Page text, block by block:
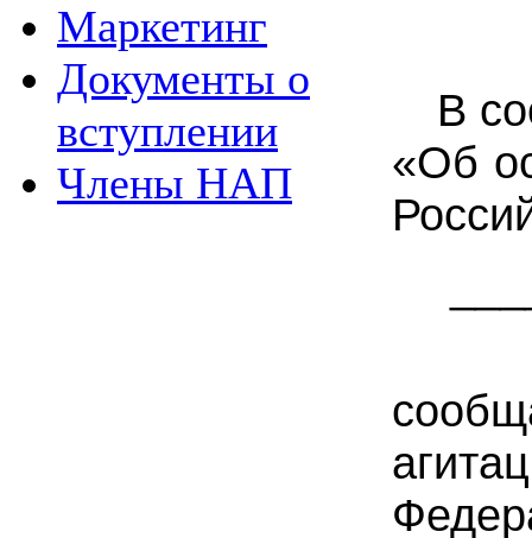
Маркетинг
Документы о
вступлении
Члены НАП
В
«Об